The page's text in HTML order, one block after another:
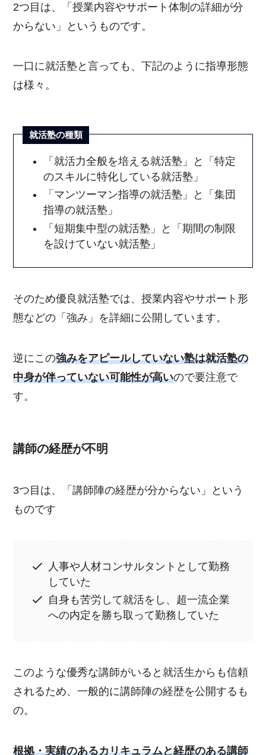
2つ目は、「授業内容やサポート体制の詳細が分
からない」というものです。
一口に就活塾と言っても、下記のように指導形態
は様々。
就活塾の種類
「就活力全般を培える就活塾」と「特定
のスキルに特化している就活塾」
「マンツーマン指導の就活塾」と「集団
指導の就活塾」
「短期集中型の就活塾」と「期間の制限
を設けていない就活塾」
そのため優良就活塾では、授業内容やサポート形
態などの「強み」を詳細に公開 しています。
逆にこの強みをアピールしていない塾は就活塾の
中身が伴っていない可能性が高いので要注意で
す。
講師の経歴が不明
3つ目は、「講師陣の経歴が分からない」という
ものです
人事や人材コンサルタントとして勤務
していた
自身も苦労して就活をし、超一流企業
への内定を勝ち取って勤務していた
このような優秀な講師がいると就活生からも信頼
されるため、一般的に講師陣の経歴を公開するも
の。
根拠・実績のあるカリキュラムと経歴のある講師